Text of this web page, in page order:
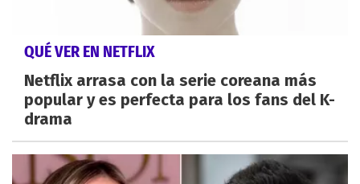
QUÉ VER EN NETFLIX
Netflix arrasa con la serie coreana más
popular y es perfecta para los fans del K-
drama